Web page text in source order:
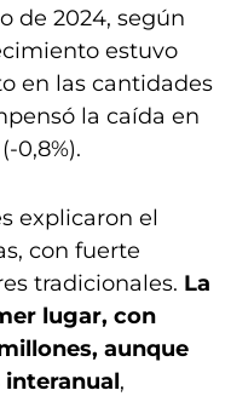
de 2024, según
estuvo
en las cantidades
la caída en
0,8%).
explicaron el
con fuerte
tradicionales. La
lugar, con
aunque
interanual,